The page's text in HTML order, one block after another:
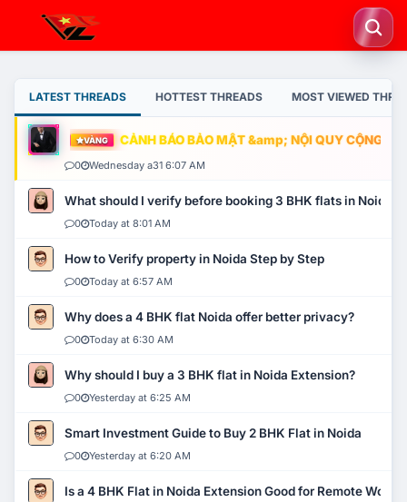
LATEST THREADS HOTTEST THREADS MOST VIEWED
VÀNG CẢNH BÁO BẢO MẬT &amp; NỘI QUY CỘNG
0 Wednesday a31 6:07 AM
What should I verify before booking 3 BHK flats in Noida?
0 Today at 8:01 AM
How to Verify property in Noida Step by Step
0 Today at 6:57 AM
Why does a 4 BHK flat Noida offer better privacy?
0 Today at 6:30 AM
Why should I buy a 3 BHK flat in Noida Extension?
0 Yesterday at 6:25 AM
Smart Investment Guide to Buy 2 BHK Flat in Noida
0 Yesterday at 6:20 AM
Is a 4 BHK Flat in Noida Extension Good for Remote Work?